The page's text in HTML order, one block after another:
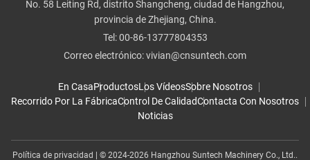
No. 58 Leiting Rd, distrito Shangcheng, ciudad de Hangzhou,
provincia de Zhejiang, China.
Tel:00-86-13777804353
Correo electrónico:vivian@cnsuntech.com
En CasaProductosLos VídeosSobre Nosotros
Recorrido Por La FábricaControl De CalidadContacta Con Nosotros
Noticias
Política de privacidad | © 2024-2026 Hangzhou Suntech Machinery Co., Ltd..